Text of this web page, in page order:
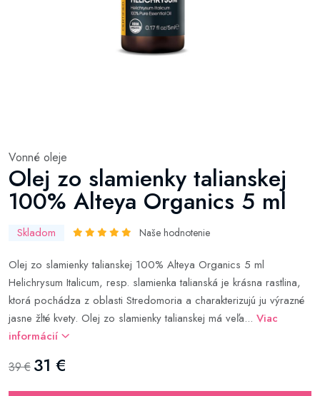
Vonné oleje
Olej zo slamienky talianskej
100% Alteya Organics 5 ml
Skladom Naše hodnotenie
Olej zo slamienky talianskej 100% Alteya Organics 5 ml
Helichrysum Italicum, resp. slamienka talianská je krásna rastlina,
ktorá pochádza z oblasti Stredomoria a charakterizujú ju výrazné
jasne žlté kvety. Olej zo slamienky talianskej má veľa... Viac
informácií
39 € 31 €